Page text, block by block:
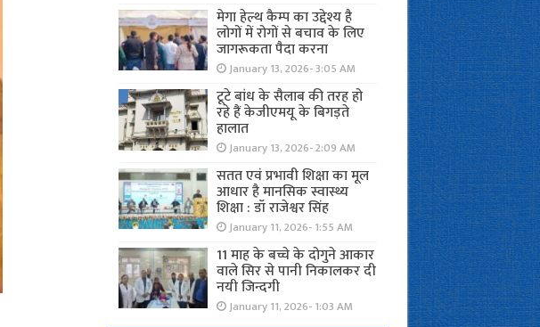
मेगा हेल्थ कैम्प का उद्देश्य है
लोगों में रोगों से बचाव के लिए
जागरूकता पैदा करना
January 13, 2026- 3:05 AM
टूटे बांध के सैलाब की तरह हो
रहे हैं केजीएमयू के बिगड़ते
हालात
January 13, 2026- 2:09 AM
सतत एवं प्रभावी शिक्षा का मूल
आधार है मानसिक स्वास्थ्य
शिक्षा : डॉ राजेश्वर सिंह
January 11, 2026- 1:55 AM
11 माह के बच्चे के दोगुने आकार
वाले सिर से पानी निकालकर दी
नयी जिन्दगी
January 11, 2026- 1:03 AM